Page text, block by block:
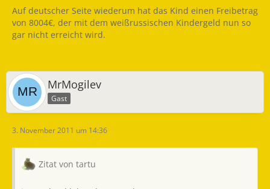
Auf deutscher Seite wiederum hat das Kind einen Freibetrag
von 8004€, der mit dem weißrussischen Kindergeld nun so
gar nicht erreicht wird.
MrMogilev
Gast
3. November 2011 um 14:36
Zitat von tartu